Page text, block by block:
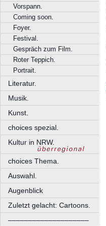
Vorspann.
Coming soon.
Foyer.
Festival.
Gespräch zum Film.
Roter Teppich.
Portrait.
Literatur.
Musik.
Kunst.
choices spezial.
Kultur in NRW.
choices Thema.
Auswahl.
Augenblick
Zuletzt gelacht: Cartoons.
––––––––––––––––––––